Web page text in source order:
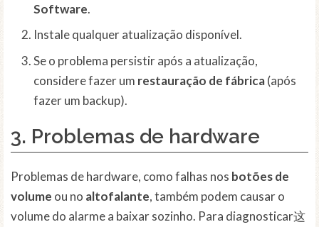
Software.
Instale qualquer atualização disponível.
Se o problema persistir após a atualização,
considere fazer um restauração de fábrica(após
fazer um backup).
3. Problemas de hardware
Problemas de hardware, como falhas nos botões de
volume ou no altofalante, também podem causar o
volume do alarme a baixar sozinho. Para diagnosticar这